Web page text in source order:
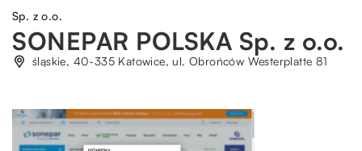
Sp. z o.o.
SONEPAR POLSKA Sp. z o.o.
śląskie, 40-335 Katowice, ul. Obrońców Westerplatte 81